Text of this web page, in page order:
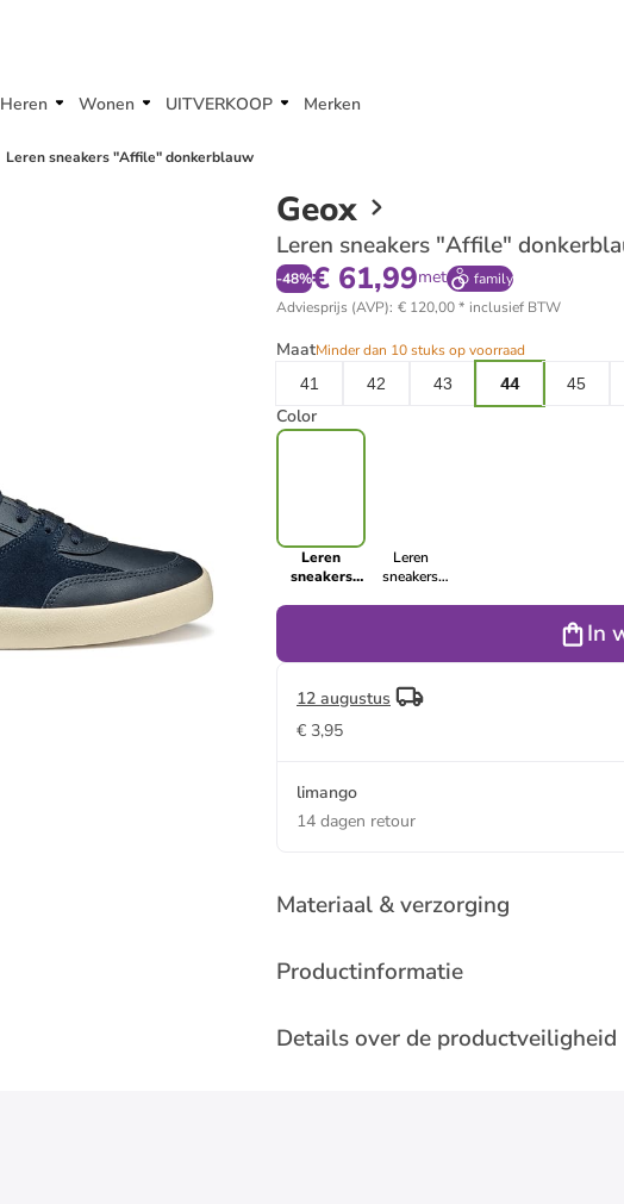
Heren Wonen UITVERKOOP Merken
Leren sneakers "Affile" donkerblauw
Geox
Leren sneakers "Affile"
-48%€ 61,99met
family
Adviesprijs (AVP): € 120,00* inclusief BTW
MaatMinder dan 10 stuks op voorraad
41
42 43 44 45
Color
Leren
sneakers
donkerblauw
Leren
sneakers
In
12 augustus
€ 3,95
limango
14 dagen retour
Materiaal & verzorging
Productinformatie
Details over de productveiligheid